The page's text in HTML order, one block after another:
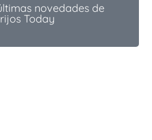
novedades de
Today